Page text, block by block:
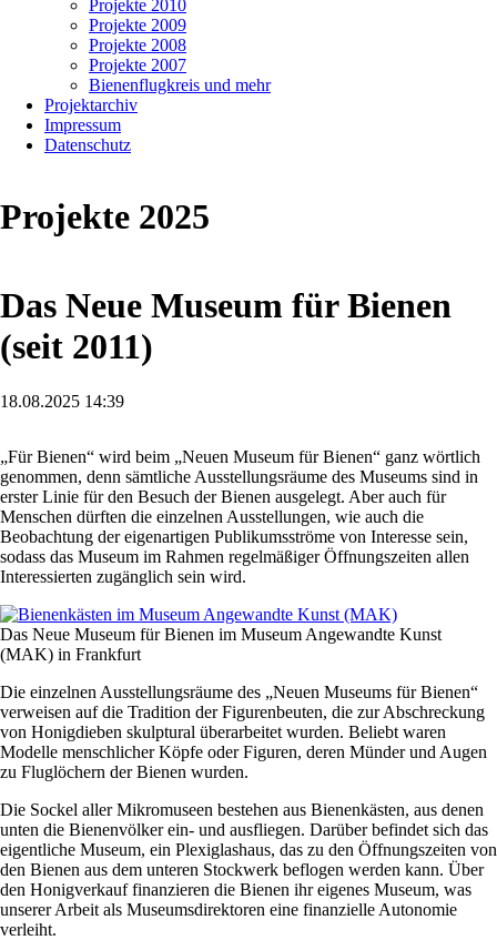
Projekte 2010
Projekte 2009
Projekte 2008
Projekte 2007
Bienenflugkreis und mehr
Projektarchiv
Impressum
Datenschutz
Projekte 2025
Das Neue Museum für Bienen
(seit 2011)
18.08.2025 14:39
„Für Bienen“ wird beim „Neuen Museum für Bienen“ ganz wörtlich
genommen, denn sämtliche Ausstellungsräume des Museums sind in
erster Linie für den Besuch der Bienen ausgelegt. Aber auch für
Menschen dürften die einzelnen Ausstellungen, wie auch die
Beobachtung der eigenartigen Publikumsströme von Interesse sein,
sodass das Museum im Rahmen regelmäßiger Öffnungszeiten allen
Interessierten zugänglich sein wird.
Das Neue Museum für Bienen im Museum Angewandte Kunst
(MAK) in Frankfurt
Die einzelnen Ausstellungsräume des „Neuen Museums für Bienen“
verweisen auf die Tradition der Figurenbeuten, die zur Abschreckung
von Honigdieben skulptural überarbeitet wurden. Beliebt waren
Modelle menschlicher Köpfe oder Figuren, deren Münder und Augen
zu Fluglöchern der Bienen wurden.
Die Sockel aller Mikromuseen bestehen aus Bienenkästen, aus denen
unten die Bienenvölker ein- und ausfliegen. Darüber befindet sich das
eigentliche Museum, ein Plexiglashaus, das zu den Öffnungszeiten von
den Bienen aus dem unteren Stockwerk beflogen werden kann. Über
den Honigverkauf finanzieren die Bienen ihr eigenes Museum, was
unserer Arbeit als Museumsdirektoren eine finanzielle Autonomie
verleiht.